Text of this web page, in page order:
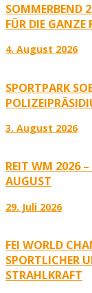
SOMMERBEND
FÜR DIE GANZE
4. August 2026
SPORTPARK
3. August 2026
REIT WM 2026
AUGUST
29. Juli 2026
FEI WORLD
PORTLICHER
TRAHLKRAFT